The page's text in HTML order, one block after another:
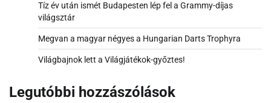
Tíz év után ismét Budapesten lép fel a Grammy-díjas
világsztár
Megvan a magyar négyes a Hungarian Darts Trophyra
Világbajnok lett a Világjátékok-győztes!
Legutóbbi hozzászólások